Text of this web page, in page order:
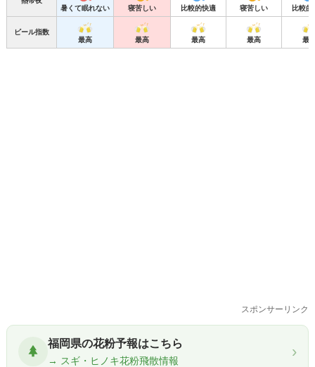
暑くて眠れない
寝苦しい 比較的快適 寝苦しい 比較的
ビール指数
最高
最高 最高 最高 最
スポンサーリンク
福岡県の花粉予報はこちら
→ スギ・ヒノキ花粉飛散情報
›